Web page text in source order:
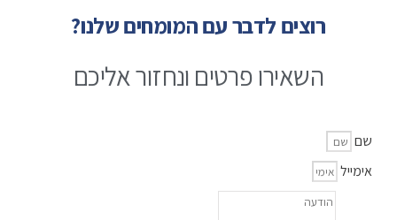
רוצים לדבר עם המומחים שלנו?
השאירו פרטים ונחזור אליכם
שם
אימייל